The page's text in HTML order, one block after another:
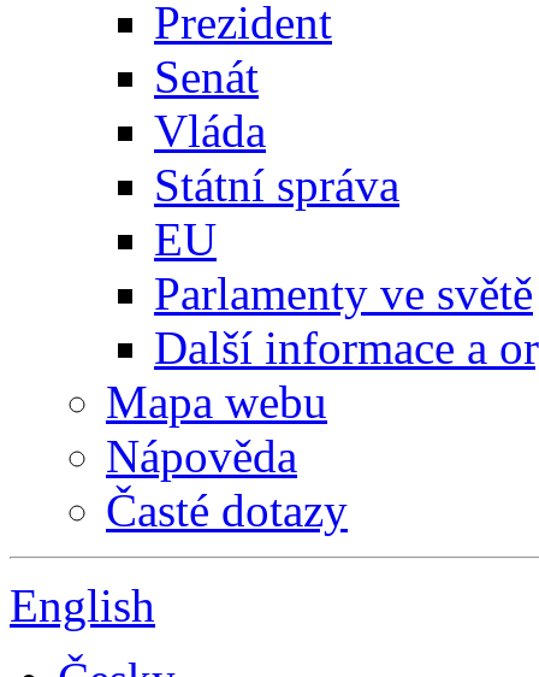
Prezident
Senát
Vláda
Státní správa
EU
Parlamenty ve světě
Další informace a
Mapa webu
Nápověda
Časté dotazy
English